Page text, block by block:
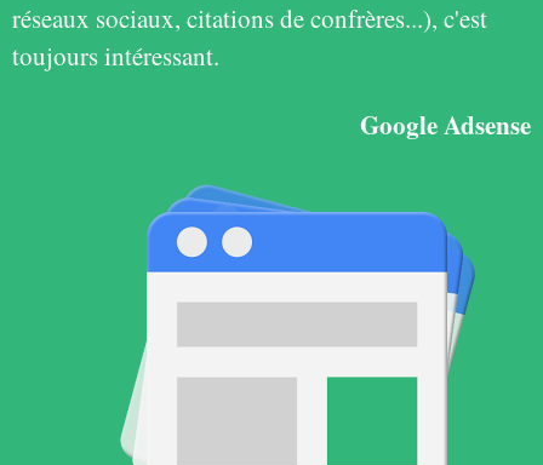
réseaux sociaux, citations de confrères...), c'est
toujours intéressant.
Google Adsense